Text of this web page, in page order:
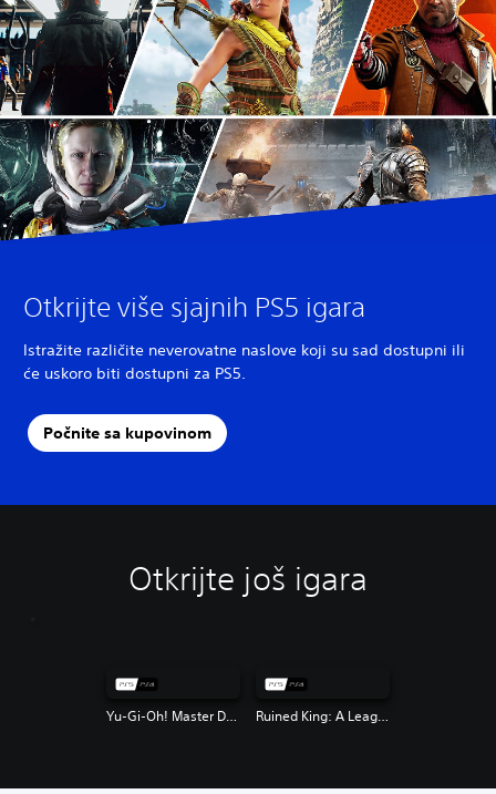
Otkrijte više sjajnih PS5 igara
Istražite različite neverovatne naslove koji su sad dostupni ili
će uskoro biti dostupni za PS5.
Počnite sa kupovinom
Otkrijte još igara
Yu-Gi-Oh! Master Duel Ruined King: A League of Legends Story